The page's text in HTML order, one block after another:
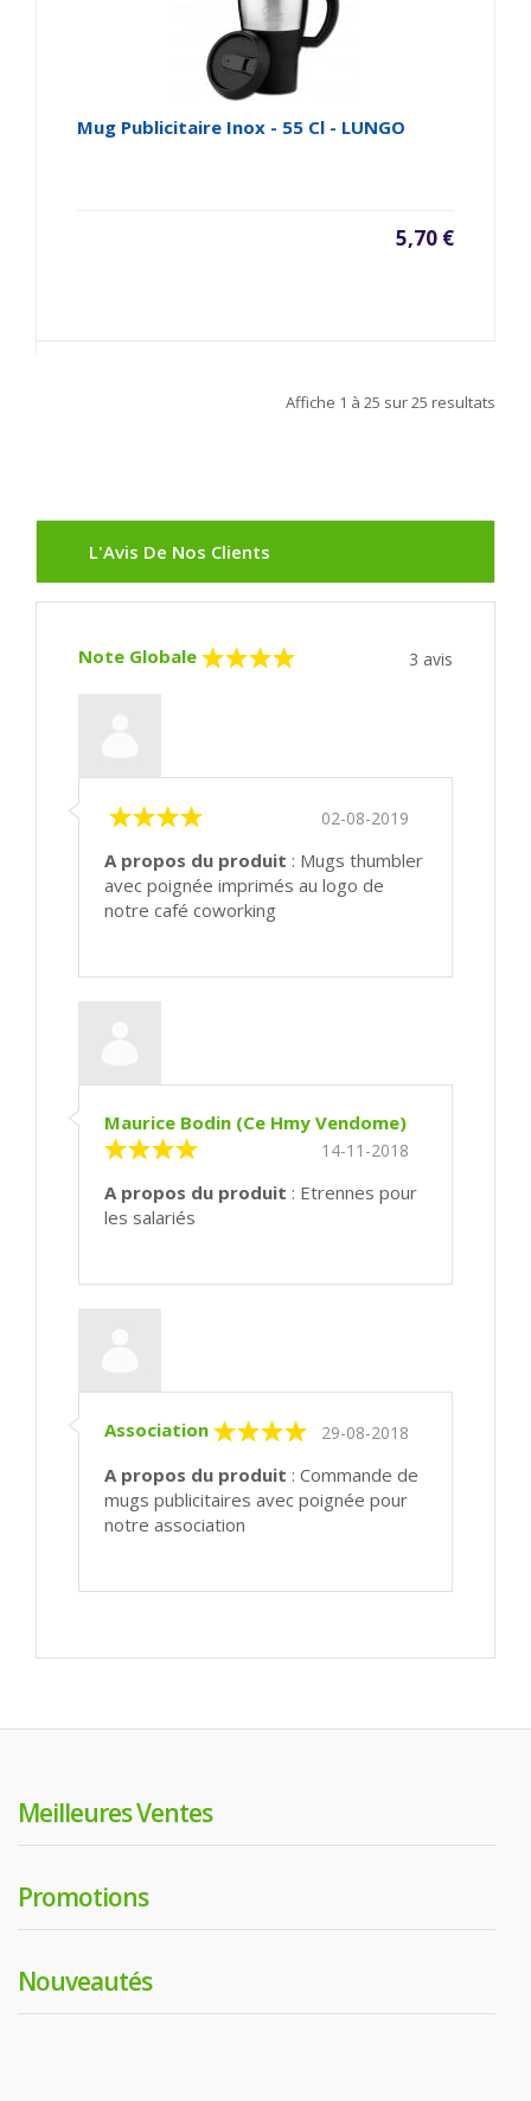
Mug Publicitaire Inox - 55 Cl - LUNGO
5,70 €
Affiche 1 à 25 sur25 resultats
L'Avis De Nos Clients
Note Globale 3 avis
02-08-2019
A propos du produit : Mugs thumbler
avec poignée imprimés au logo de
notre café coworking
Maurice Bodin (Ce Hmy Vendome)
14-11-2018
A propos du produit : Etrennes pour
les salariés
Association 29-08-2018
A propos du produit : Commande de
mugs publicitaires avec poignée pour
notre association
Meilleures Ventes
Promotions
Nouveautés